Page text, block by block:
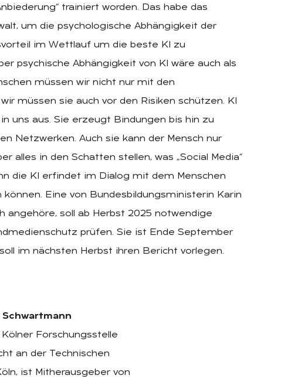
trainiert worden. Das habe das
um die psychologische Abhängigkeit der
im Wettlauf um die beste KI zu
psychische Abhängigkeit von KI wäre auch als
müssen wir nicht nur mit den
müssen sie auch vor den Risiken schützen. KI
uns aus. Sie erzeugt Bindungen bis hin zu
Netzwerken. Auch sie kann der Mensch nur
alles in den Schatten stellen, was „Social Media“
die KI erfindet im Dialog mit dem Menschen
Eine von Bundesbildungsministerin Karin
angehöre, soll ab Herbst 2025 notwendige
prüfen. Sie ist Ende September
im nächsten Herbst ihren Bericht vorlegen.
Schwartmann
Forschungsstelle
an der Technischen
ist Mitherausgeber von